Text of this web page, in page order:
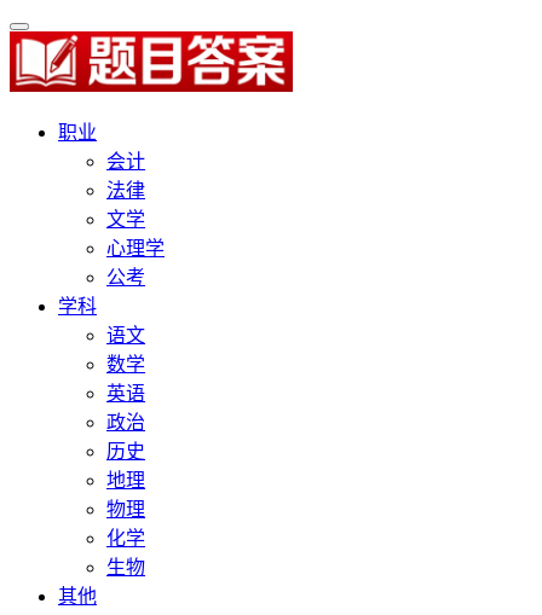
职业
会计
法律
文学
心理学
公考
学科
语文
数学
英语
政治
历史
地理
物理
化学
生物
其他